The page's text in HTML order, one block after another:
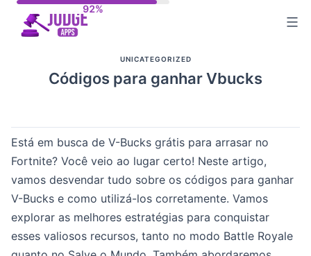
UNICATEGORIZED
Códigos para ganhar Vbucks
Está em busca de V-Bucks grátis para arrasar no
Fortnite? Você veio ao lugar certo! Neste artigo,
vamos desvendar tudo sobre os códigos para ganhar
V-Bucks e como utilizá-los corretamente. Vamos
explorar as melhores estratégias para conquistar
esses valiosos recursos, tanto no modo Battle Royale